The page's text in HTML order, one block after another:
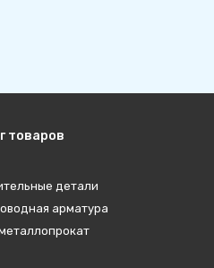
товаров
детали
арматура